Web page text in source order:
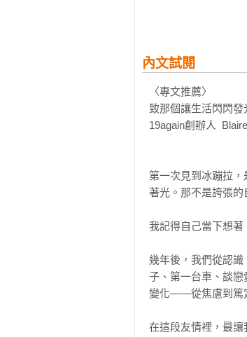
2-2   比賽、打工、自
2-4   不靠幸運，選
2-5   不管哪條路，
3-2   財務自由，是
3-3   善用資產配置
3-5   自信的女人，
Chapter 4       選擇
4-1   不只是瘦身，
4-2   快樂不該被排
4-4   來一場什麼都
內文試閱
〈專文推薦〉
致那個讓生活閃閃發
19again創辦人
第一次見到冰蹦拉
著光。那不是誇張的
我記得自己當下想著
幾年後，我們從認
子、第一台車、談
變化——從焦慮到篤
在這段友情裡，最